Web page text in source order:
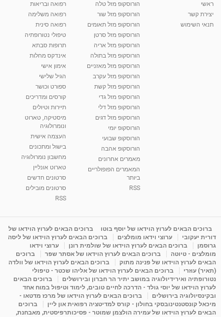
ראשי
יצירת קשר
תנאי השימוש
הורוסקופ מזל טלה
הורוסקופ מזל שור
הורוסקופ מזל תאומים
הורוסקופ מזל סרטן
הורוסקופ מזל אריה
הורוסקופ מזל בתולה
הורוסקופ מזל מאזניים
הורוסקופ מזל עקרב
הורוסקופ מזל קשת
הורוסקופ מזל גדי
הורוסקופ מזל דלי
הורוסקופ מזל דגים
הורוסקופ יומי
הורוסקופ שבועי
הורוסקופ אהבה
מאמרים אחרונים
המאמרים הפופולריים
ביותר
RSS
רפואה ובריאות
רפואה משלימה
רפואה סינית
טיפולי נטורופתיה
תרופות סבתא
אינדקס מחלות
אימון אישי
הגיל שלישי
ספורט וכושר
קורסים ומדריכים
תיירות וטיולים
מיסטיקה, טארוט
ונומרולוגיה
העצמה אישית
בישול ומתכונים
מחשבון נומרולוגיה
טארוט אונליין
סרטונים חדשים
סרטונים מובילים
RSS
ברוכים הבאים לערוץ הוידאו של יוסף בוטו
ברוכים הבאים לערוץ הוידאו של
דורית יעקובי
ערוצי וידאו מומלצים
ברוכים הבאים לערוץ הוידאו של ליסה
גרוסמן
ברוכים הבאים לערוץ הוידאו של שולמית רונן
ערוצי וידאו
מומלצים - טיוטה
ברוכים הבאים לערוץ הוידאו של אסתר שפר
ברוכים
הבאים לערוץ הוידאו של פנינה מתוק
ברוכים הבאים לערוץ הוידאו של וולדה
(תאיר) עוזרי
ברוכים הבאים לערוץ הוידאו של אליהו שכטר - טיפולי
נטורופתיה ואירידיולוגיה במושב יתיר הר חברון ובירושלים
ברוכים הבאים
לערוץ הוידאו של יוסי גולד - הדרכה לחיים טובים, לימוד וטיפול במוח אחד
ובקינסיולוגיה בירושלים
ברוכים הבאים לערוץ הוידאו של מרכז מדטאו -
מיכאל קונסטנטינובסקי בחולון - קורס למדיטציה רפואית און ליין
ברוכים
הבאים לערוץ הוידאו של עמירה הולצמן שמוטר - פסיכותרפיסטית, מאבחנת,